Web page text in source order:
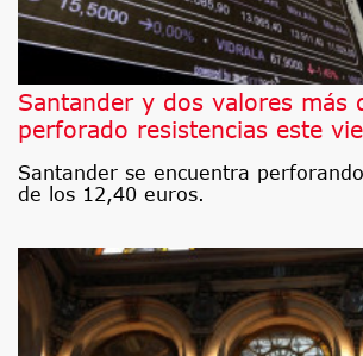
Santander y dos valores más
perforado resistencias este
Santander se encuentra
de los 12,40 euros.